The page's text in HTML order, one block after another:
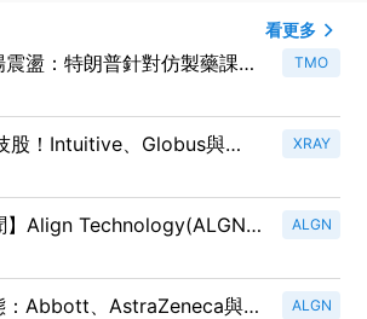
看更多
盪：特朗普針對仿製藥課
控告Eli Lilly
TMO
股！Intuitive、Globus與
資選擇
XRAY
】Align Technology(ALGN)
KD高檔鈍化、短線漲多技術
ALGN
：Abbott、AstraZeneca與
ALGN